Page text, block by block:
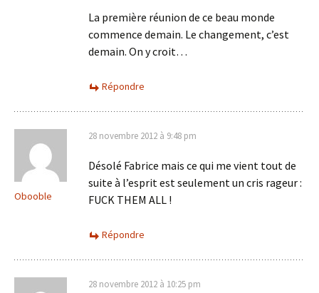
La première réunion de ce beau monde
commence demain. Le changement, c’est
demain. On y croit…
Répondre
Obooble
28 novembre 2012 à 9:48 pm
Désolé Fabrice mais ce qui me vient tout de
suite à l’esprit est seulement un cris rageur :
FUCK THEM ALL !
Répondre
28 novembre 2012 à 10:25 pm